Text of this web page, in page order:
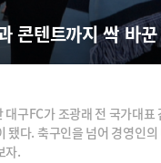
콘텐트까지 싹 바
구FC가 조광래 전 국가대표
됐다. 축구인을 넘어 경영인
자.